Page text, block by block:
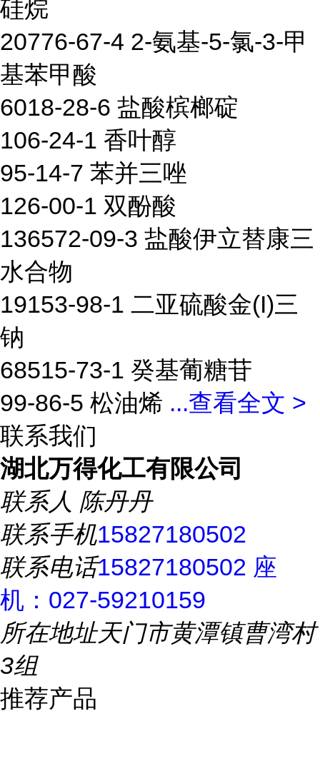
硅烷
20776-67-4 2-氨基-5-氯-3-甲
基苯甲酸
6018-28-6 盐酸槟榔碇
106-24-1 香叶醇
95-14-7 苯并三唑
126-00-1 双酚酸
136572-09-3 盐酸伊立替康三
水合物
19153-98-1 二亚硫酸金(I)三
钠
68515-73-1 癸基葡糖苷
99-86-5 松油烯 ...查看全文 >
联系我们
湖北万得化工有限公司
联系人 陈丹丹
联系手机15827180502
联系电话15827180502 座
机：027-59210159
所在地址天门市黄潭镇曹湾村
3组
推荐产品